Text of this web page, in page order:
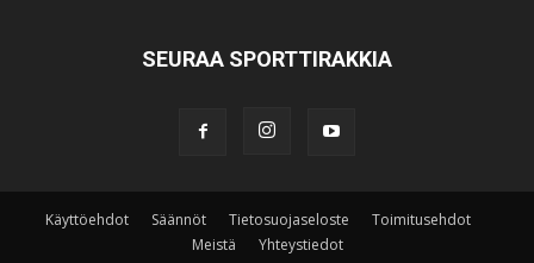
SEURAA SPORTTIRAKKIA
Käyttöehdot Säännöt Tietosuojaseloste
Toimitusehdot
Meistä
Yhteystiedot